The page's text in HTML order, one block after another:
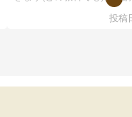
に決めれるので、個人に合
思います。カリキュラム相
投稿